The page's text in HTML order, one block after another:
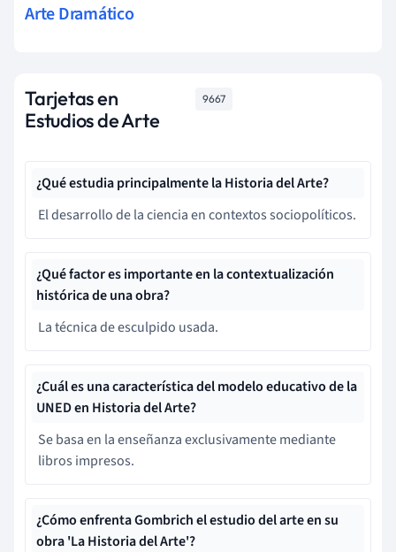
Arte Dramático
Tarjetas en
Estudios de Arte
9667
¿Qué estudia principalmente la Historia del Arte?
El desarrollo de la ciencia en contextos sociopolíticos.
¿Qué factor es importante en la contextualización
histórica de una obra?
La técnica de esculpido usada.
¿Cuál es una característica del modelo educativo de la
UNED en Historia del Arte?
Se basa en la enseñanza exclusivamente mediante
libros impresos.
¿Cómo enfrenta Gombrich el estudio del arte en su
obra 'La Historia del Arte'?